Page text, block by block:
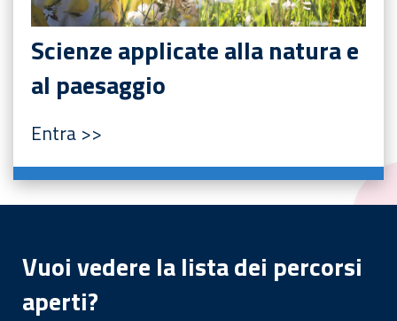
Scienze applicate alla natura e
al paesaggio
Entra >>
Vuoi vedere la lista dei percorsi
aperti?